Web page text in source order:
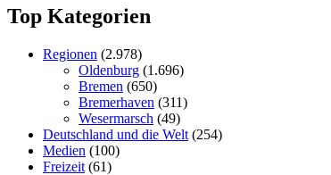
Top Kategorien
Regionen (2.978)
Oldenburg (1.696)
Bremen (650)
Bremerhaven (311)
Wesermarsch (49)
Deutschland und die Welt (254)
Medien (100)
Freizeit (61)